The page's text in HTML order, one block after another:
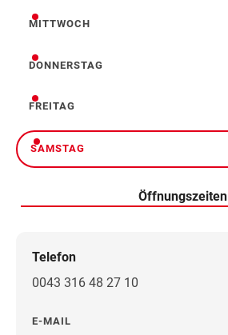
Mittwoch
MITTWOCH
Donnerstag
DONNERSTAG
Freitag
FREITAG
Samstag
SAMSTAG
Öffnungszeiten
Telefon
0043 316 48 27 10
E-MAIL